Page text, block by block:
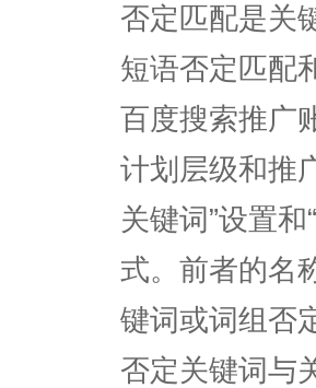
否定匹配是关
短语否定匹配
百度搜索推广
计划层级和推
关键词”设置
式。前者的名
键词或词组否
否定关键词与